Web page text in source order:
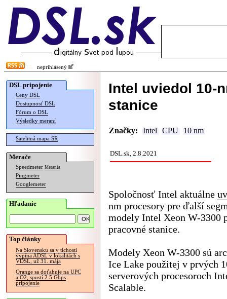
neprihlásený
DSL pripojenie
Ceny DSL
Dostupnosť DSL
Fórum o DSL
Výsledky meraní
Satelitná mapa SR
Merače
Speedmeter Merania
Pingmeter
Googlemeter
Hľadanie
Top články
Na Slovensku sa v tichosti
vypína ADSL v lokalitách s
VDSL, už 31. mája
Orange sa doťahuje na UPC
a O2, spustí 2.5 Gbps
pripojenie
Intel uviedol 10-
stanice
Značky: Intel CPU 10 nm
DSL.sk, 2.8.2021
Spoločnosť Intel aktuálne
nm procesory pre ďalší
modely Intel Xeon W-3300
pracovné stanice.
Modely Xeon W-3300 sú
Ice Lake použitej v prvých
serverových procesoroch
Scalable.